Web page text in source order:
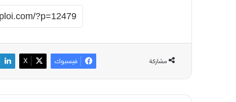
مشاركة فيسبوك ‫X